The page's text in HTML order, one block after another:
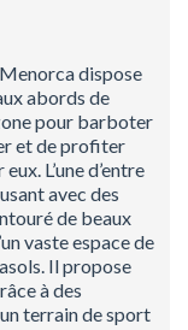
dispose
abords de
pour barboter
et de profiter
L’une d’entre
avec des
de beaux
vaste espace de
Il propose
à des
terrain de sport